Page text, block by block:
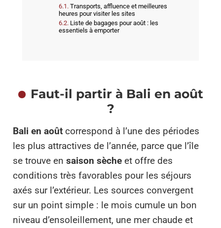
Transports, affluence et meilleures
heures pour visiter les sites
Liste de bagages pour août : les
essentiels à emporter
Faut-il partir à Bali en août
?
Bali en août correspond à l’une des périodes
les plus attractives de l’année, parce que l’île
se trouve en saison sèche et offre des
conditions très favorables pour les séjours
axés sur l’extérieur. Les sources convergent
sur un point simple : le mois cumule un bon
niveau d’ensoleillement, une mer chaude et